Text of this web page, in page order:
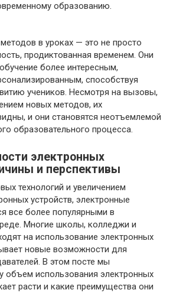
образованию.
в уроках — это не просто
продиктованная временем. Они
более интересным,
способствуя
учеников. Несмотря на вызовы,
новых методов, их
и они становятся неотъемлемой
образовательного процесса.
электронных
и перспективы
технологий и увеличением
устройств, электронные
все более популярными в
Многие школы, колледжи и
на использование электронных
новые возможности для
В этом посте мы
объем использования электронных
расти и какие преимущества они